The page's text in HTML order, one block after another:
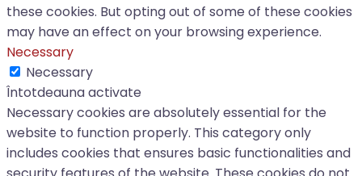
these cookies. But opting out of some of these cookies
may have an effect on your browsing experience.
Necessary
Necessary
Întotdeauna activate
Necessary cookies are absolutely essential for the
website to function properly. This category only
includes cookies that ensures basic functionalities and